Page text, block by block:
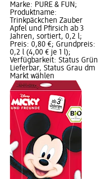
Marke: PURE & FUN;
Produktname:
Trinkpäckchen Zauber
Apfel und Pfirsich ab 3
Jahren, sortiert, 0,2 l;
Preis: 0,80 €; Grundpreis:
0,2 l (4,00 € je 1 l);
Verfügbarkeit: Status Grün
Lieferbar, Status Grau dm
Markt wählen